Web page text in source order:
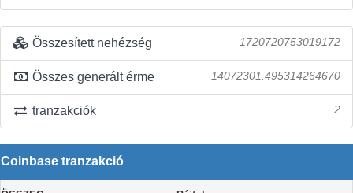
Összesített nehézség 1720720753019172
Összes generált érme 14072301.495314264670
tranzakciók 2
Coinbase tranzakció